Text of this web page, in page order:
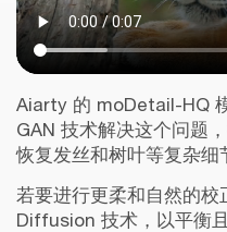
Aiarty 的 moDetail-HQ
GAN 技术解决这个问题
恢复发丝和树叶等复杂细
若要进行更柔和自然的
Diffusion 技术，以平衡